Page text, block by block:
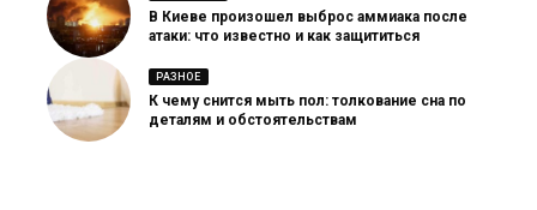
В Киеве произошел выброс аммиака после
атаки: что известно и как защититься
РАЗНОЕ
К чему снится мыть пол: толкование сна по
деталям и обстоятельствам